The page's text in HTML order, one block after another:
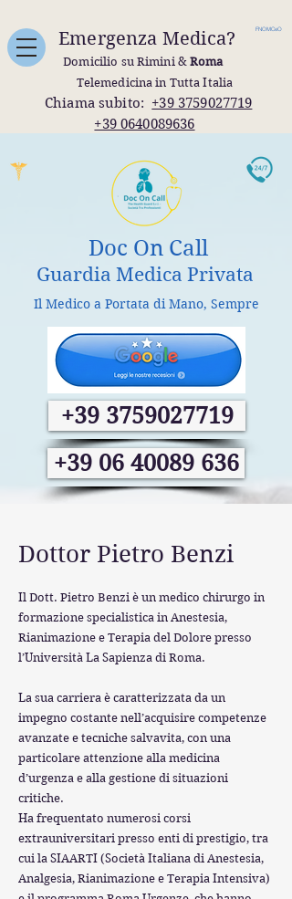
Doc On Call
Guardia Medica Privata
+39 3759027719
Emergenza Medica?
Domicilio su Rimini &Roma
Telemedicina in Tutta Italia
Chiama subito: +39 3759027719
+39 0640089636
FNOMCeO
Il Medico a Portata di Mano, Sempre
+39 06 40089 636
Dottor Pietro Benzi
Il Dott. Pietro Benzi è un medico chirurgo in
formazione specialistica in Anestesia,
Rianimazione e Terapia del Dolore presso
l’Università La Sapienza di Roma.
La sua carriera è caratterizzata da un
impegno costante nell’acquisire competenze
avanzate e tecniche salvavita, con una
particolare attenzione alla medicina
d’urgenza e alla gestione di situazioni
critiche.
Ha frequentato numerosi corsi
extrauniversitari presso enti di prestigio, tra
cui la SIAARTI (Società Italiana di Anestesia,
Analgesia, Rianimazione e Terapia Intensiva)